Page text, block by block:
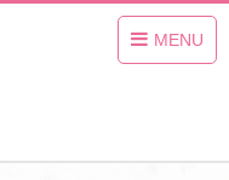
MENU